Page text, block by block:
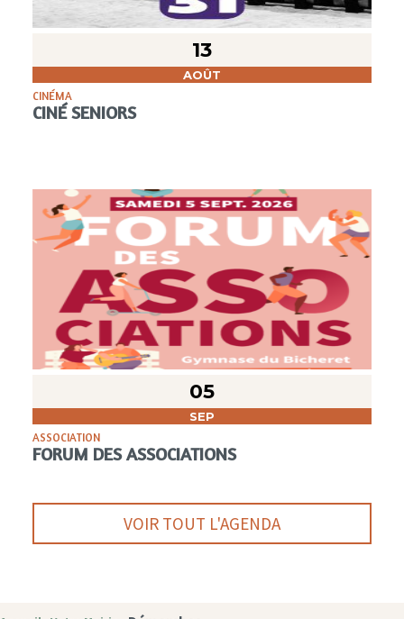
13
AOÛT
CINÉMA
CINÉ SENIORS
05
SEP
ASSOCIATION
FORUM DES ASSOCIATIONS
VOIR TOUT L'AGENDA